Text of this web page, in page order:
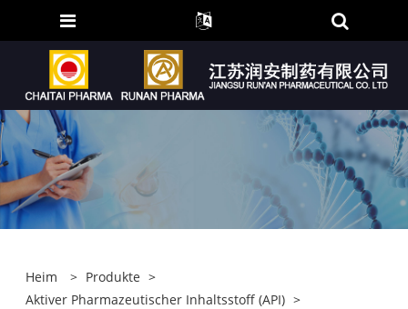
Heim > Produkte >
Aktiver Pharmazeutischer Inhaltsstoff (API) >